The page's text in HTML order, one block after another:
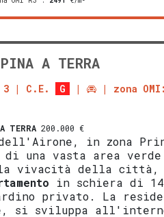
A TERRA
C.E. G
zona
TERRA 200.000 €
in zona
una vasta area
vivacità della città,
in schiera di
privato. La
si sviluppa